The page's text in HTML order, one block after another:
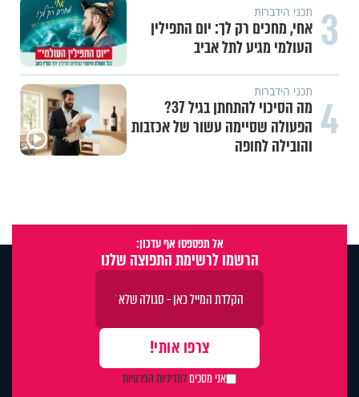
3 תכני הידברות
אחי, מחכים רק לך: יום התפילין
העולמי מגיע לתל אביב
4 תכני הידברות
מה הסיכוי להתחתן בגיל 37?
הפעולה שסיימה עשור של אכזבות
והובילה לחופה
אל תפספסו אף עדכון:
הרשמו לרשימת התפוצה שלנו
אני מסכיםלמדיניות הפרטיות